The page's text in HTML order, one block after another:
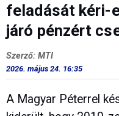
feladását kéri-
járó pénzért
Szerző: MTI
2026. május 24. 16:35
A Magyar Péterrel